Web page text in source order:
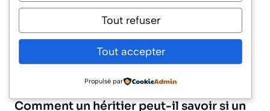
excessif. La révolution numérique s’impose
désormais comme alliée de la transparence
successorale, modifiant durablement les
rapports entre souscripteur, bénéficiaire et
Comment un héritier peut-il savoir si un
Tout refuser
Tout accepter
Propulsé par